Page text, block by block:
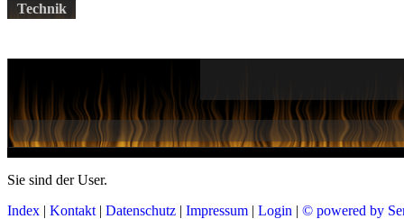
Technik
Sie sind derUser.
Index | Kontakt | Datenschutz | Impressum | Login | © powered by